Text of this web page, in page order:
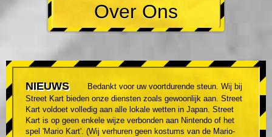
Over Ons
NIEUWS
Bedankt voor uw voortdurende steun. Wij bij
Street Kart bieden onze diensten zoals gewoonlijk aan. Street
Kart voldoet volledig aan alle lokale wetten in Japan. Street
Kart is op geen enkele wijze verbonden aan Nintendo of het
spel 'Mario Kart'. (Wij verhuren geen kostums van de Mario-